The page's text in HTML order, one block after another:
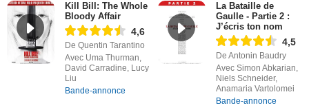
Kill Bill: The Whole
Bloody Affair
4,6
De Quentin Tarantino
Avec Uma Thurman,
David Carradine, Lucy
Liu
Bande-annonce
La Bataille de
Gaulle - Partie 2 :
J’écris ton nom
4,5
De Antonin Baudry
Avec Simon Abkarian,
Niels Schneider,
Anamaria Vartolomei
Bande-annonce